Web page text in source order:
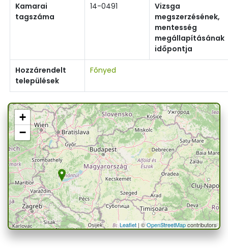
Kamarai
tagszáma
14-0491
Vizsga
megszerzésének,
mentesség
megállapításának
időpontja
Hozzárendelt
települések
Főnyed
+
−
Leaflet| ©OpenStreetMapcontributors